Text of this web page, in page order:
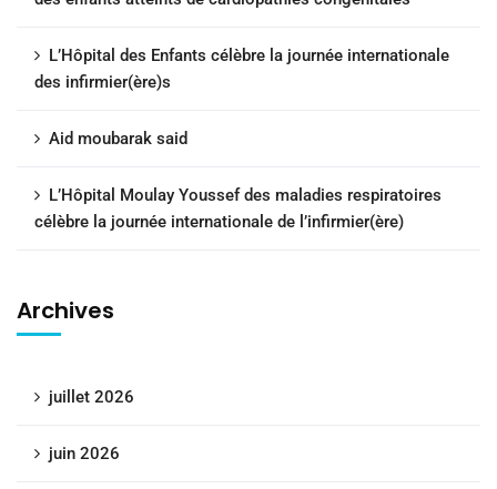
L’Hôpital des Enfants célèbre la journée internationale
des infirmier(ère)s
Aid moubarak said
L’Hôpital Moulay Youssef des maladies respiratoires
célèbre la journée internationale de l’infirmier(ère)
Archives
juillet 2026
juin 2026